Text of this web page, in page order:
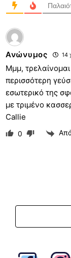
Ανώνυμος 14
Μμμ,
περισσότερη
εσωτερικό της
με τριμένο
Callie
0